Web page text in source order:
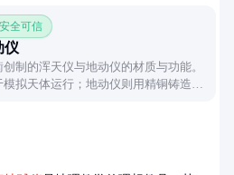
全可信
仪
制的浑天仪与地动仪的材质与功能。
拟天体运行；地动仪则用精铜铸造，